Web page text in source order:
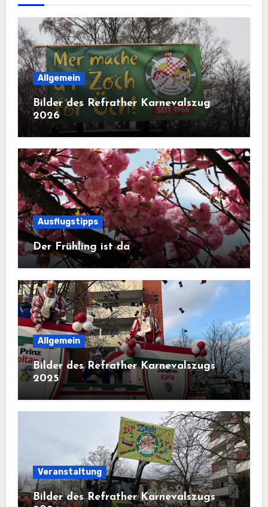
Allgemein
Bilder des Refrather Karnevalszug
2026
Ausflugstipps
Der Frühling ist da
Allgemein
Bilder des Refrather Karnevalszugs
2025
Veranstaltung
Bilder des Refrather Karnevalszugs